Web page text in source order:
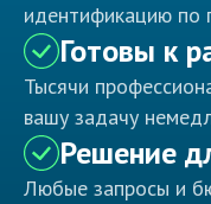
идентификацию по
Готовы к
Тысячи
вашу задачу
Решение
Любые запросы и